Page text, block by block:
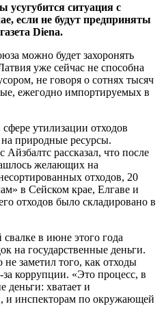
ситуация с
если не будут предприняты
газета Diena.
можно будет захоронять
уже сейчас не способна
не говоря о сотнях тысяч
ежегодно импортируемых в
утилизации отходов
природные ресурсы.
рассказал, что после
желающих на
отходов, 20
в Сейском крае, Елгаве и
отходов было складировано в
в июне этого года
на государственные деньги.
заметил того, как отходы
за коррупции. «Это процесс, в
деньги: хватает и
и инспекторам по окружающей